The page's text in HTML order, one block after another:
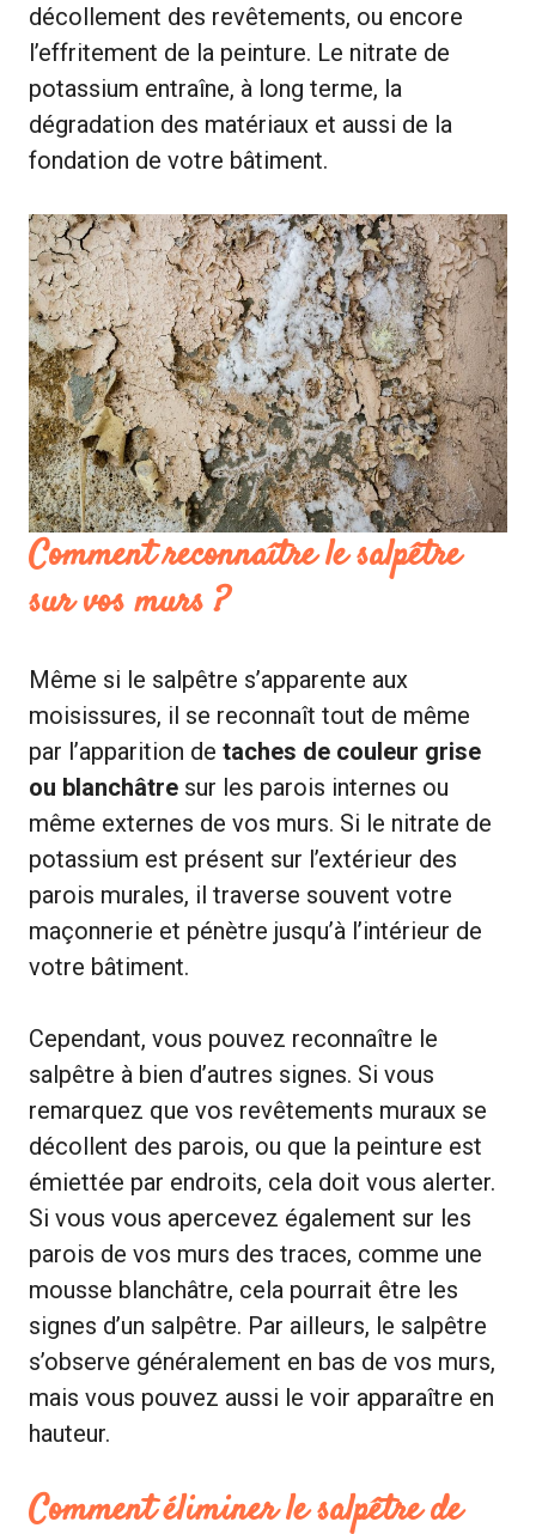
décollement des revêtements, ou encore
l’effritement de la peinture. Le nitrate de
potassium entraîne, à long terme, la
dégradation des matériaux et aussi de la
fondation de votre bâtiment.
Comment reconnaître le salpêtre
sur vos murs ?
Même si le salpêtre s’apparente aux
moisissures, il se reconnaît tout de même
par l’apparition de taches de couleur grise
ou blanchâtre sur les parois internes ou
même externes de vos murs. Si le nitrate de
potassium est présent sur l’extérieur des
parois murales, il traverse souvent votre
maçonnerie et pénètre jusqu’à l’intérieur de
votre bâtiment.
Cependant, vous pouvez reconnaître le
salpêtre à bien d’autres signes. Si vous
remarquez que vos revêtements muraux se
décollent des parois, ou que la peinture est
émiettée par endroits, cela doit vous alerter.
Si vous vous apercevez également sur les
parois de vos murs des traces, comme une
mousse blanchâtre, cela pourrait être les
signes d’un salpêtre. Par ailleurs, le salpêtre
s’observe généralement en bas de vos murs,
mais vous pouvez aussi le voir apparaître en
hauteur.
Comment éliminer le salpêtre de